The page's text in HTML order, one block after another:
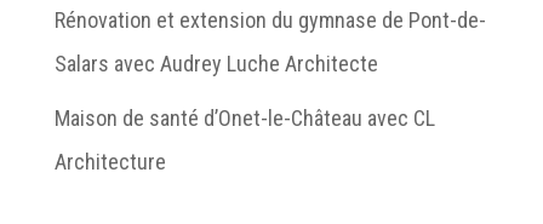
Rénovation et extension du gymnase de Pont-de-
Salars avec Audrey Luche Architecte
Maison de santé d’Onet-le-Château avec CL
Architecture